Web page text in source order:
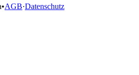
•AGB·Datenschutz